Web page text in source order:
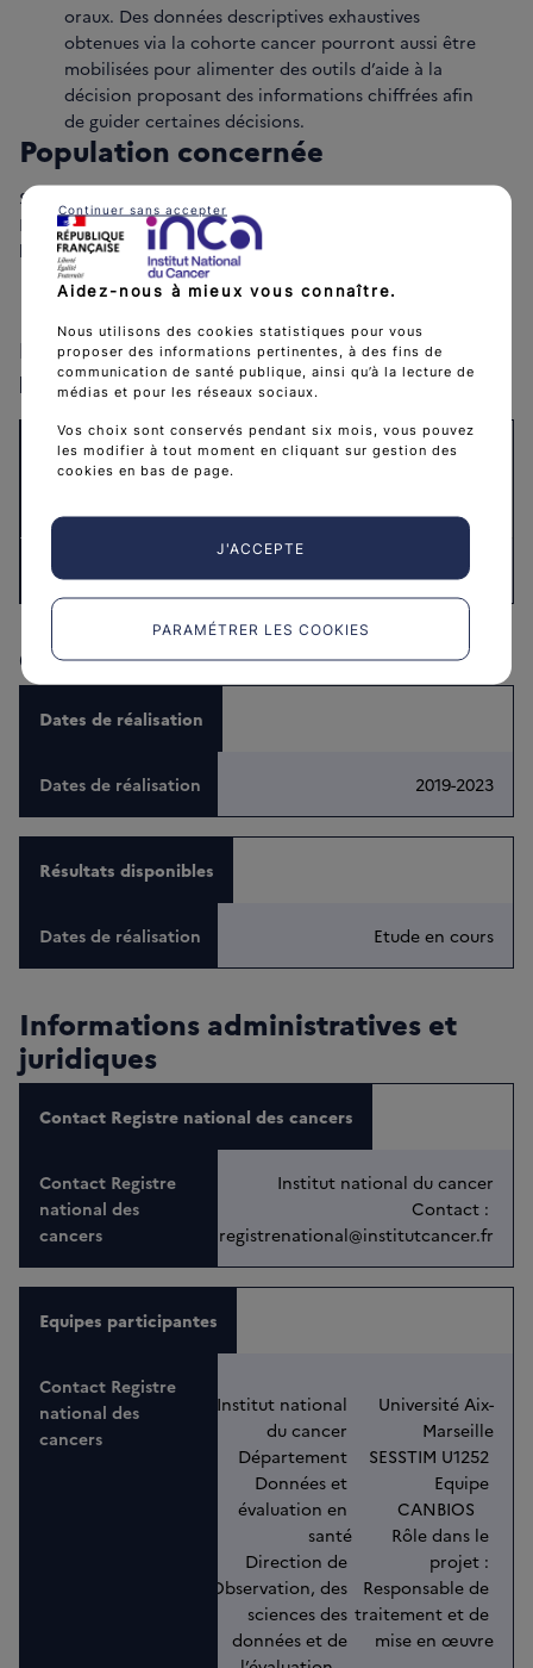
oraux. Des données descriptives exhaustives
obtenues via la cohorte cancer pourront aussi être
mobilisées pour alimenter des outils d’aide à la
décision proposant des informations chiffrées afin
de guider certaines décisions.
Population concernée
Sont concernées toutes les personnes ayant eu un cancer en
France depuis 2011 et dont les données sont contenues dans
le registre national des cancers.
Données utilisées
Données du registre national des cancers de
l'Institut national du cancer
Données de l'Assurance maladie,
SNDS
Calendrier de l'étude
Dates de réalisation
2019-2023
Résultats disponibles
Etude en cours
Informations administratives et
juridiques
Contact Registre national des cancers
Institut national du cancer
Contact :
registrenational@institutcancer.fr
Equipes participantes
Institut national
du cancer
Département
Données et
évaluation en
santé
Direction de
l’Observation, des
sciences des
données et de
Université Aix-
Marseille
SESSTIM U1252
Equipe
CANBIOS
Rôle dans le
projet :
Responsable de
traitement et de
mise en œuvre
Aidez-nous à mieux vous connaître.
Nous utilisons des cookies statistiques pour vous
proposer des informations pertinentes, à des fins de
communication de santé publique, ainsi qu’à la lecture de
médias et pour les réseaux sociaux.
Vos choix sont conservés pendant six mois, vous pouvez
les modifier à tout moment en cliquant sur gestion des
cookies en bas de page.
J'ACCEPTE
PARAMÉTRER LES COOKIES
Continuer sans accepter